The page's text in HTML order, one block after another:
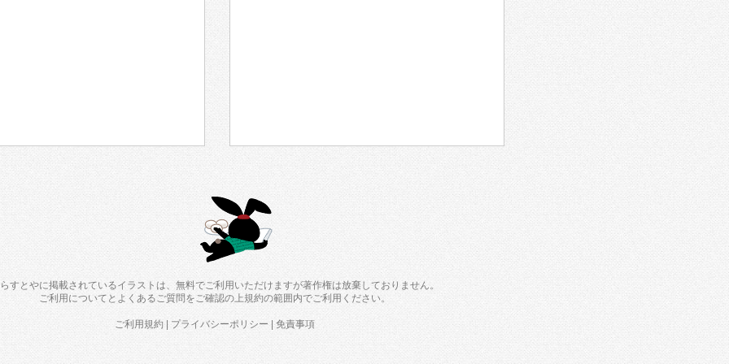
すとやに掲載されているイラストは、無料でご利用いただけますが著作権は放棄しておりません。
ご利用について と よくあるご質問をご確認の上規約の範囲内でご利用ください。
ご利用規約 | プライバシーポリシー |免責事項